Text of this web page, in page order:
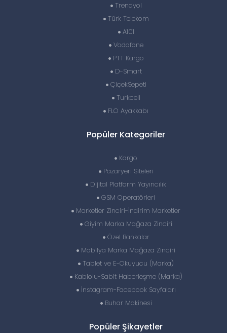
Trendyol
Türk Telekom
A101
Vodafone
PTT Kargo
D-Smart
ÇiçekSepeti
Turkcell
FLO Ayakkabı
Popüler Kategoriler
Kargo
Pazaryeri Siteleri
Dijital Platform Yayıncılık
GSM Operatörleri
Marketler Zinciri-İndirim Marketler
Giyim Marka Mağaza Zinciri
Özel Bankalar
Mobilya Marka Mağaza Zinciri
Tablet ve E-Okuyucu (Marka)
Kablolu-Sabit Haberleşme (Marka)
İnstagram-Facebook Sayfaları
Buhar Makinesi
Popüler Şikayetler